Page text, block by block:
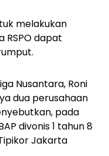
melakukan
RSPO dapat
Nusantara, Roni
dua perusahaan
pada
divonis 1 tahun 8
Jakarta